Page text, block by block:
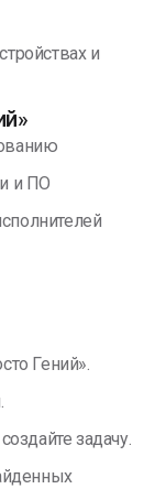
и
и ПО
Гений».
задачу.